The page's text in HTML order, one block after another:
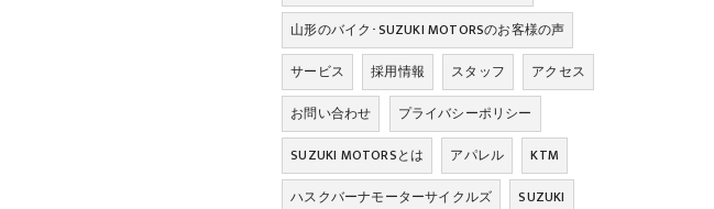
山形のバイク･SUZUKI MOTORSのお客様の声
サービス
採用情報 スタッフ
アクセス
お問い合わせ
プライバシーポリシー
SUZUKI MOTORSとは
アパレル
KTM
ハスクバーナモーターサイクルズ
SUZUKI